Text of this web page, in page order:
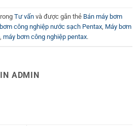
Tư vấnvà được gắn thẻ Bán máy bơm
bơm công nghiệp nước sạch Pentax, Máy bơm
máy bơm công nghiệp pentax.
ADMIN